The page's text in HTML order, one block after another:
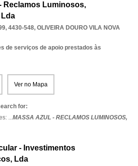
Reclamos Luminosos,
4430-548, OLIVEIRA DOURO VILA NOVA
de serviços de apoio prestados às
Ver no Mapa
for:
...MASSA AZUL - RECLAMOS LUMINOSOS,
- Investimentos
Lda